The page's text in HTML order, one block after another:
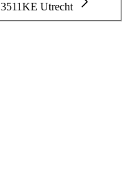
3511KE Utrecht